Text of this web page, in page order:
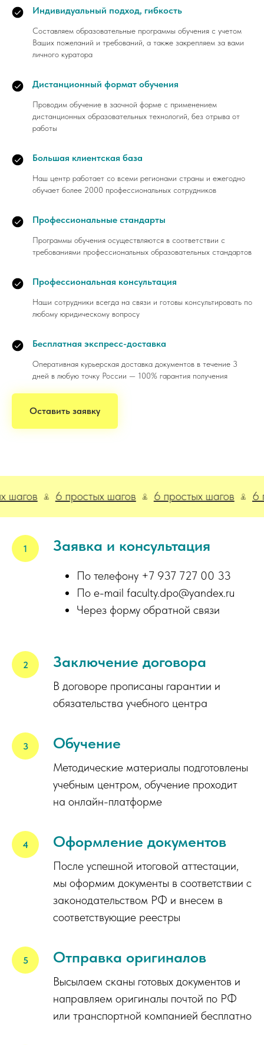
Индивидуальный подход, гибкость
Составляем образовательные программы обучения с учетом
Ваших пожеланий и требований, а также закрепляем за вами
личного куратора
Дистанционный формат обучения
Проводим обучение в заочной форме с применением
дистанционных образовательных технологий, без отрыва от
работы
Большая клиентская база
Наш центр работает со всеми регионами страны и ежегодно
обучает более 2000 профессиональных сотрудников
Профессиональные стандарты
Программы обучения осуществляются в соответствии с
требованиями профессиональных образовательных стандартов
Профессиональная консультация
Наши сотрудники всегда на связи и готовы консультировать по
любому юридическому вопросу
Бесплатная экспресс-доставка
Оперативная курьерская доставка документов в течение 3
дней в любую точку России — 100% гарантия получения
Оставить заявку
6 простых шагов 6 простых шагов 6
Заявка и консультация
По телефону +7 937 727 00 33
По e-mail faculty.dpo@yandex.ru
Через форму обратной связи
Заключение договора
В договоре прописаны гарантии и
обязательства учебного центра
Обучение
Методические материалы подготовлены
учебным центром, обучение проходит
на онлайн-платформе
Оформление документов
После успешной итоговой аттестации,
мы оформим документы в соответствии с
законодательством РФ и внесем в
соответствующие реестры
Отправка оригиналов
Высылаем сканы готовых документов и
направляем оригиналы почтой по РФ
или транспортной компанией бесплатно